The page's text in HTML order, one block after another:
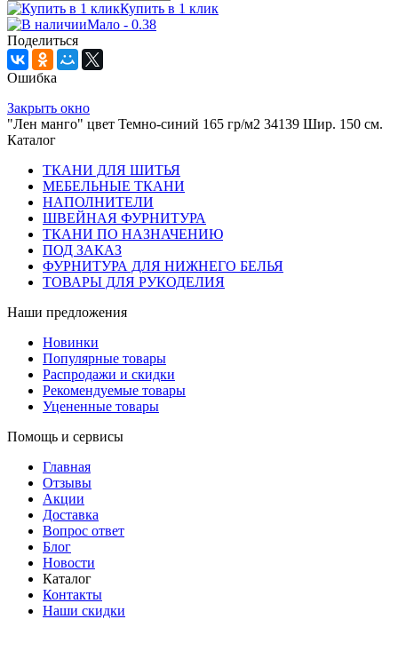
Купить в 1 клик
Мало - 0.38
Поделиться
Ошибка
Закрыть окно
"Лен манго" цвет Темно-синий 165 гр/м2 34139 Шир. 150 см.
Каталог
ТКАНИ ДЛЯ ШИТЬЯ
МЕБЕЛЬНЫЕ ТКАНИ
НАПОЛНИТЕЛИ
ШВЕЙНАЯ ФУРНИТУРА
ТКАНИ ПО НАЗНАЧЕНИЮ
ПОД ЗАКАЗ
ФУРНИТУРА ДЛЯ НИЖНЕГО БЕЛЬЯ
ТОВАРЫ ДЛЯ РУКОДЕЛИЯ
Наши предложения
Новинки
Популярные товары
Распродажи и скидки
Рекомендуемые товары
Уцененные товары
Помощь и сервисы
Главная
Отзывы
Акции
Доставка
Вопрос ответ
Блог
Новости
Каталог
Контакты
Наши скидки